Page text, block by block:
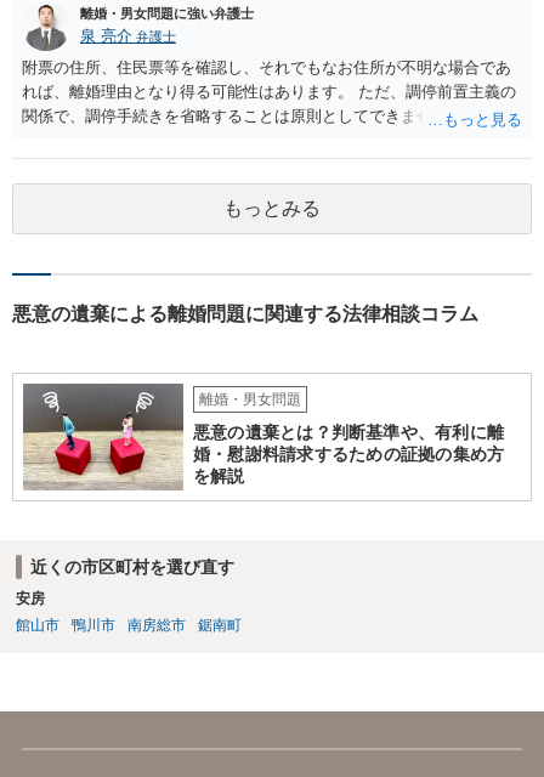
ると主張立証することは困難でしょう。 収入次第でご自身が支払いを
することになる可能性はあります。 物品のやりとりに関してはご自身
による交渉ができていない状態ですので、 婚費の調停の際にお話をさ
れるか、調停外で代理人をたてるなどして交渉を検討されるとよいで
しょう。
離婚・男女問題に強い弁護士
泉 亮介 弁護士
附票の住所、住民票等を確認し、それでもなお住所が不明な場合であ
れば、離婚理由となり得る可能性はあります。 ただ、調停前置主義の
関係で、調停手続きを省略することは原則としてできません。また、
を考える必要があるでしょう。 ご自身で対応が難しければ弁護士を立
てた方が良いかと思われます。 調停においては、相手と直接会うとい
うことは基本的にないため、代理人とご本人と裁判所で話をしていく
形となります。
もっとみる
悪意の遺棄による離婚問題に関連する法律相談コラム
離婚・男女問題
悪意の遺棄とは？判断基準や、有利に離
婚・慰謝料請求するための証拠の集め方
を解説
近くの市区町村を選び直す
安房
館山市
鴨川市 南房総市 鋸南町